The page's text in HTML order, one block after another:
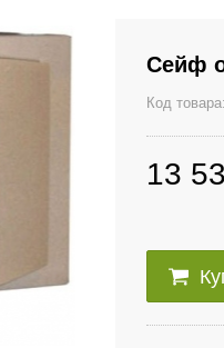
Сейф
Код товара:
13